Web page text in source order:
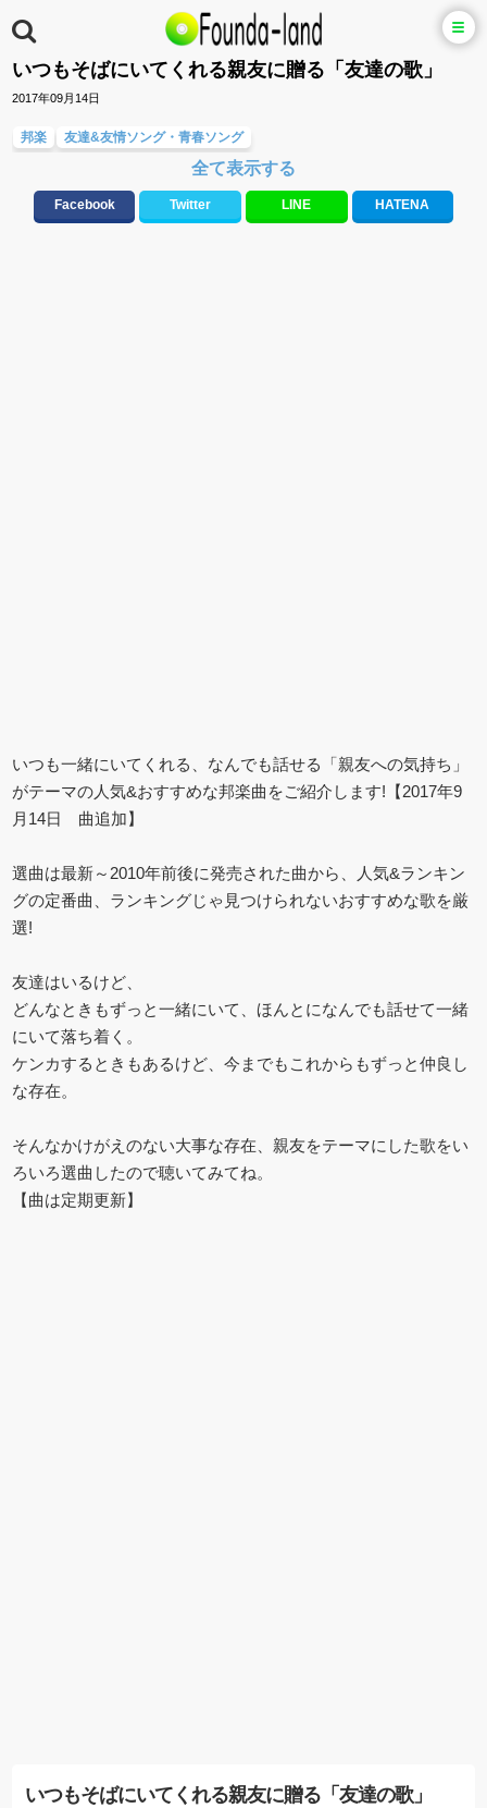
いつもそばにいてくれる親友に贈る「友達の歌」
2017年09月14日
邦楽 友達&友情ソング・青春ソング
大切な人に贈る歌&ありがとうソング(感謝の歌)
元気が出る歌・やる気が出る曲・明るい曲・楽しい歌・勇気が出る歌
全て表示する
Facebook Twitter LINE HATENA
いつも一緒にいてくれる、なんでも話せる「親友への気持ち」
がテーマの人気&おすすめな邦楽曲をご紹介します!【2017年9
月14日 曲追加】
選曲は最新～2010年前後に発売された曲から、人気&ランキン
グの定番曲、ランキングじゃ見つけられないおすすめな歌を厳
選!
友達はいるけど、
どんなときもずっと一緒にいて、ほんとになんでも話せて一緒
にいて落ち着く。
ケンカするときもあるけど、今までもこれからもずっと仲良し
な存在。
そんなかけがえのない大事な存在、親友をテーマにした歌をい
ろいろ選曲したので聴いてみてね。
【曲は定期更新】
いつもそばにいてくれる親友に贈る「友達の歌」